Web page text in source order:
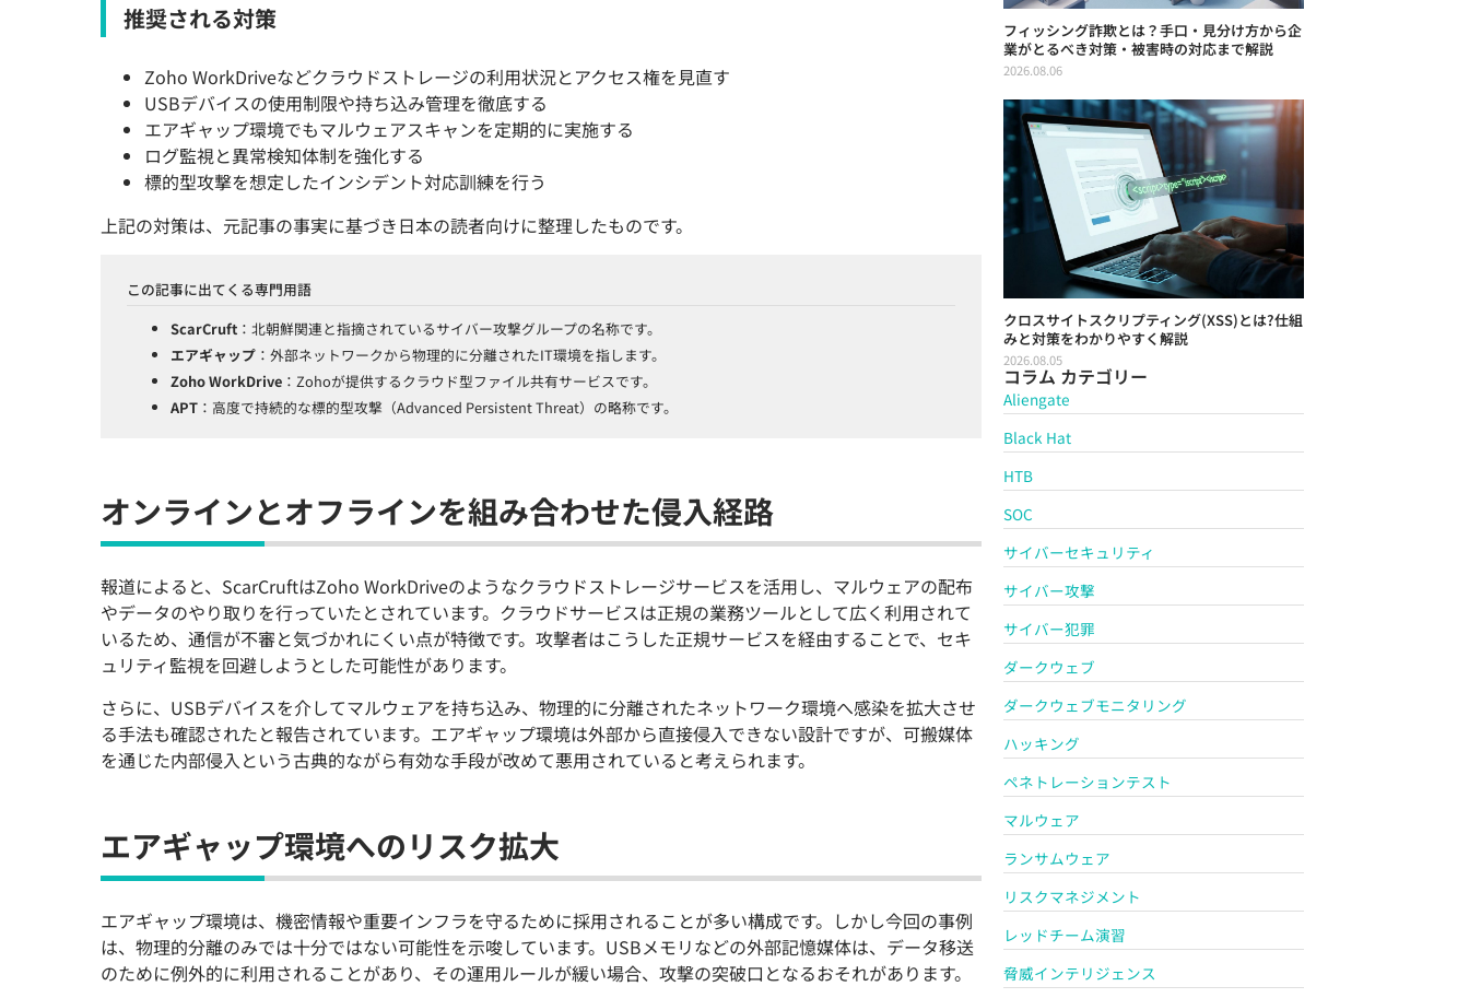
推奨される対策
Zoho WorkDriveなどクラウドストレージの利用状況とアクセス権を見直す
USBデバイスの使用制限や持ち込み管理を徹底する
エアギャップ環境でもマルウェアスキャンを定期的に実施する
ログ監視と異常検知体制を強化する
標的型攻撃を想定したインシデント対応訓練を行う
上記の対策は、元記事の事実に基づき日本の読者向けに整理したものです。
この記事に出てくる専門用語
ScarCruft ：北朝鮮関連と指摘されているサイバー攻撃グループの名称です。
エアギャップ ：外部ネットワークから物理的に分離されたIT環境を指します。
Zoho WorkDrive ：Zohoが提供するクラウド型ファイル共有サービスです。
APT ：高度で持続的な標的型攻撃（Advanced Persistent Threat）の略称です。
オンラインとオフラインを組み合わせた侵入経路
報道によると、ScarCruftはZoho WorkDriveのようなクラウドストレージサービスを活用し、マルウェアの配布
やデータのやり取りを行っていたとされています。クラウドサービスは正規の業務ツールとして広く利用されて
いるため、通信が不審と気づかれにくい点が特徴です。攻撃者はこうした正規サービスを経由することで、セキ
ュリティ監視を回避しようとした可能性があります。
さらに、USBデバイスを介してマルウェアを持ち込み、物理的に分離されたネットワーク環境へ感染を拡大させ
る手法も確認されたと報告されています。エアギャップ環境は外部から直接侵入できない設計ですが、可搬媒体
を通じた内部侵入という古典的ながら有効な手段が改めて悪用されていると考えられます。
エアギャップ環境へのリスク拡大
エアギャップ環境は、機密情報や重要インフラを守るために採用されることが多い構成です。しかし今回の事例
は、物理的分離のみでは十分ではない可能性を示唆しています。USBメモリなどの外部記憶媒体は、データ移送
のために例外的に利用されることがあり、その運用ルールが緩い場合、攻撃の突破口となるおそれがあります。
フィッシング詐欺とは？手口・見分け方から企
業がとるべき対策・被害時の対応まで解説
2026.08.06
クロスサイトスクリプティング(XSS)とは?仕組
みと対策をわかりやすく解説
2026.08.05
コラム カテゴリー
Aliengate
Black Hat
HTB
SOC
サイバーセキュリティ
サイバー攻撃
サイバー犯罪
ダークウェブ
ダークウェブモニタリング
ハッキング
ペネトレーションテスト
マルウェア
ランサムウェア
リスクマネジメント
レッドチーム演習
脅威インテリジェンス